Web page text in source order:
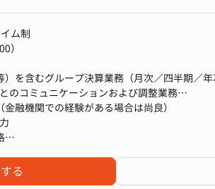
ム制
）
を含むグループ決算業務（月次／四半期／年
のコミュニケーションおよび調整業務
の対応
務のレビューおよび指導
ング、連結パッケージ等の基礎データ提供
の配置転換あり
融機関での経験がある場合は尚良）
活用したデータ処理・集計能力
る